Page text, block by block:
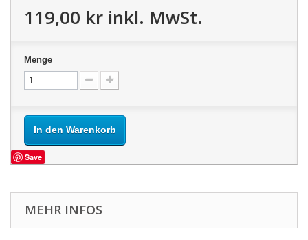
119,00 kr inkl. MwSt.
Menge
In den Warenkorb
Save
MEHR INFOS